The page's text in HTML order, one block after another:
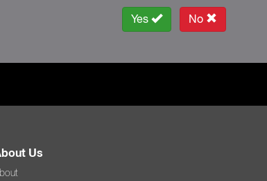
Yes No
Us